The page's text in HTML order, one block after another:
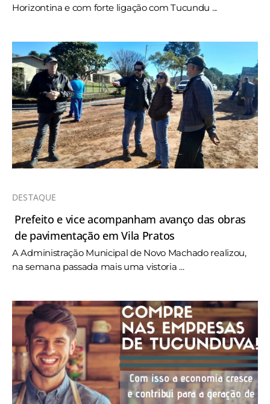
Horizontina e com forte ligação com Tucundu ...
DESTAQUE
Prefeito e vice acompanham avanço das obras
de pavimentação em Vila Pratos
A Administração Municipal de Novo Machado realizou,
na semana passada mais uma vistoria ...